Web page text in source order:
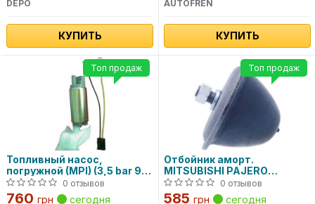
DEPO
КУПИТЬ
AUTOFREN
КУПИТЬ
Топливный насос,
погружной (MPI) (3,5 bar 90
l/h) 76385 MEAT&DORIA
0 отзывов
760 грн сегодня
Топ продаж
Отбойник аморт.
MITSUBISHI PAJERO
передн. (пр-во Febest)
0 отзывов
585 грн сегодня
Топ продаж